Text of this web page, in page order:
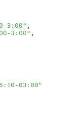
3:00"
3:00"